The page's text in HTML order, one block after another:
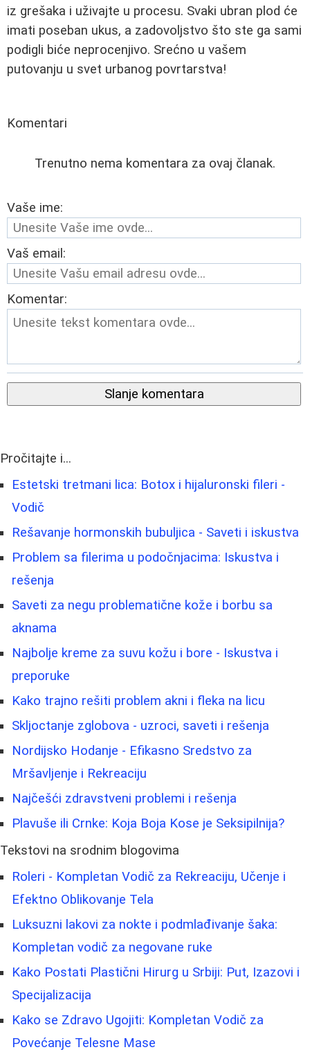
iz grešaka i uživajte u procesu. Svaki ubran plod će
imati poseban ukus, a zadovoljstvo što ste ga sami
podigli biće neprocenjivo. Srećno u vašem
putovanju u svet urbanog povrtarstva!
Komentari
Trenutno nema komentara za ovaj članak.
Vaše ime:
Vaš email:
Komentar:
Slanje komentara
Pročitajte i...
Estetski tretmani lica: Botox i hijaluronski fileri -
Vodič
Rešavanje hormonskih bubuljica - Saveti i iskustva
Problem sa filerima u podočnjacima: Iskustva i
rešenja
Saveti za negu problematične kože i borbu sa
aknama
Najbolje kreme za suvu kožu i bore - Iskustva i
preporuke
Kako trajno rešiti problem akni i fleka na licu
Skljoctanje zglobova - uzroci, saveti i rešenja
Nordijsko Hodanje - Efikasno Sredstvo za
Mršavljenje i Rekreaciju
Najčešći zdravstveni problemi i rešenja
Plavuše ili Crnke: Koja Boja Kose je Seksipilnija?
Tekstovi na srodnim blogovima
Roleri - Kompletan Vodič za Rekreaciju, Učenje i
Efektno Oblikovanje Tela
Luksuzni lakovi za nokte i podmlađivanje šaka:
Kompletan vodič za negovane ruke
Kako Postati Plastični Hirurg u Srbiji: Put, Izazovi i
Specijalizacija
Kako se Zdravo Ugojiti: Kompletan Vodič za
Povećanje Telesne Mase